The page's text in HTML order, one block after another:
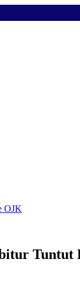
OJK
Tuntut